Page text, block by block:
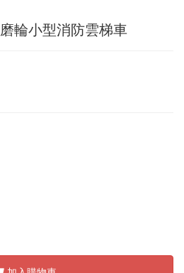
輪小型消防雲梯車